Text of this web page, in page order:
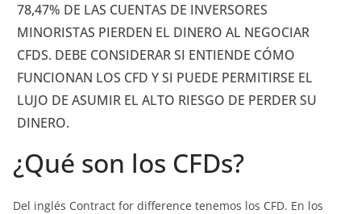
78,47% DE LAS CUENTAS DE INVERSORES
MINORISTAS PIERDEN EL DINERO AL NEGOCIAR
CFDS. DEBE CONSIDERAR SI ENTIENDE CÓMO
FUNCIONAN LOS CFD Y SI PUEDE PERMITIRSE EL
LUJO DE ASUMIR EL ALTO RIESGO DE PERDER SU
DINERO.
¿Qué son los CFDs?
Del inglés Contract for difference tenemos los CFD. En los